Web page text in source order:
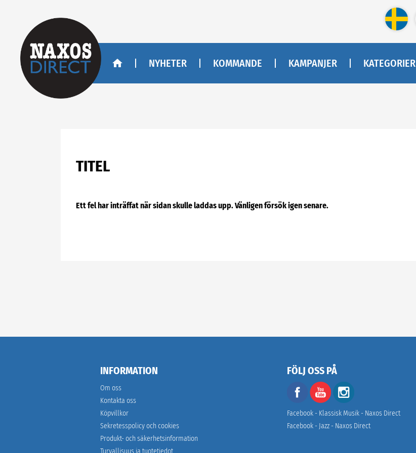
NYHETER KOMMANDE KAMPANJER KATEGORIER
TITEL
Ett fel har inträffat när sidan skulle laddas upp. Vänligen försök igen senare.
INFORMATION
Om oss
Kontakta oss
Köpvillkor
Sekretesspolicy och cookies
Produkt- och säkerhetsinformation
Turvallisuus ja tuotetiedot
FÖLJ OSS PÅ
Facebook - Klassisk Musik - Naxos Direct
Facebook - Jazz - Naxos Direct